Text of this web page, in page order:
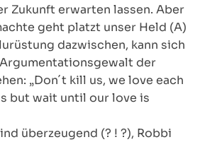
Zukunft erwarten lassen. Aber
geht platzt unser Held (A)
dazwischen, kann sich
der
„Don´t kill us, we love each
but wait until our love is
überzeugend (? ! ?), Robbi